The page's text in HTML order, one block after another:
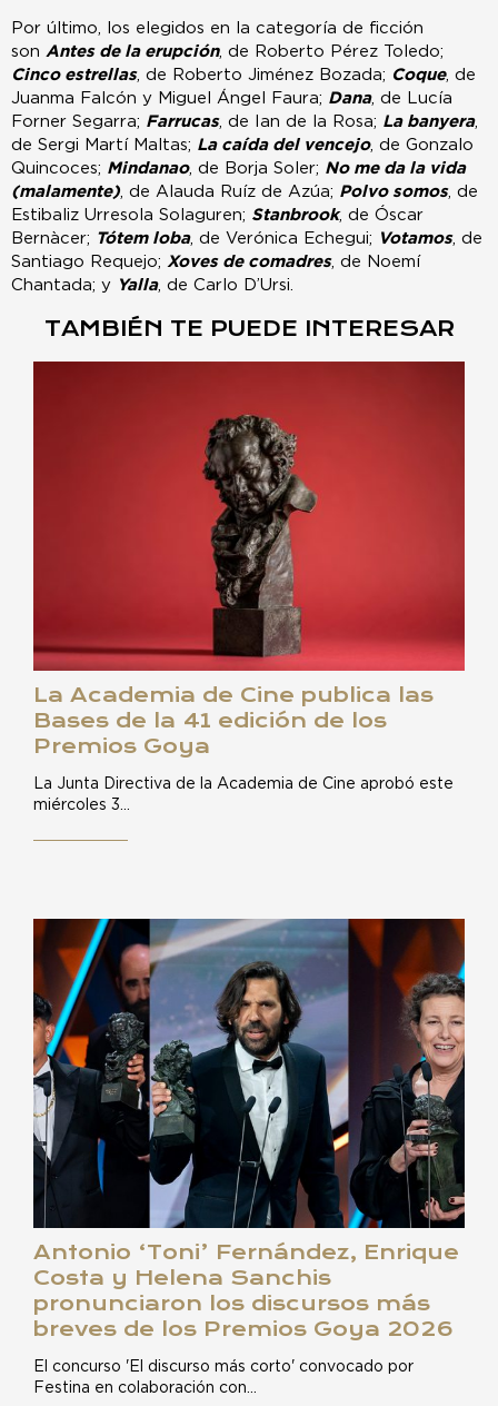
Por último, los elegidos en la categoría de ficción
son Antes de la erupción, de Roberto Pérez Toledo;
Cinco estrellas, de Roberto Jiménez Bozada; Coque, de
Juanma Falcón y Miguel Ángel Faura; Dana, de Lucía
Forner Segarra; Farrucas, de Ian de la Rosa; La banyera,
de Sergi Martí Maltas; La caída del vencejo, de Gonzalo
Quincoces; Mindanao, de Borja Soler; No me da la vida
(malamente) , de Alauda Ruíz de Azúa; Polvo somos, de
Estibaliz Urresola Solaguren; Stanbrook, de Óscar
Bernàcer; Tótem loba, de Verónica Echegui; Votamos, de
Santiago Requejo; Xoves de comadres, de Noemí
Chantada; y Yalla, de Carlo D’Ursi.
TAMBIÉN TE PUEDE INTERESAR
La Academia de Cine publica las
Bases de la 41 edición de los
Premios Goya
La Junta Directiva de la Academia de Cine aprobó este
miércoles 3…
Antonio ‘Toni’ Fernández, Enrique
Costa y Helena Sanchis
pronunciaron los discursos más
breves de los Premios Goya 2026
El concurso 'El discurso más corto' convocado por
Festina en colaboración con…